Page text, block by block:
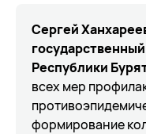
Сергей
Республики
всех мер
формирование